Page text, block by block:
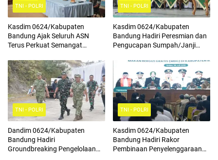
TNI - POLRI
Kasdim 0624/Kabupaten
Bandung Ajak Seluruh ASN
Terus Perkuat Semangat
Cinta Tanah Air Serta
Mengamalkan Nilai Nilai
Pancasila
TNI - POLRI
Kasdim 0624/Kabupaten
Bandung Hadiri Peresmian dan
Pengucapan Sumpah/Janji
TNI - POLRI
Dandim 0624/Kabupaten
Bandung Hadiri
Groundbreaking Pengelolaan
TNI - POLRI
Kasdim 0624/Kabupaten
Bandung Hadiri Rakor
Pembinaan Penyelenggaraan